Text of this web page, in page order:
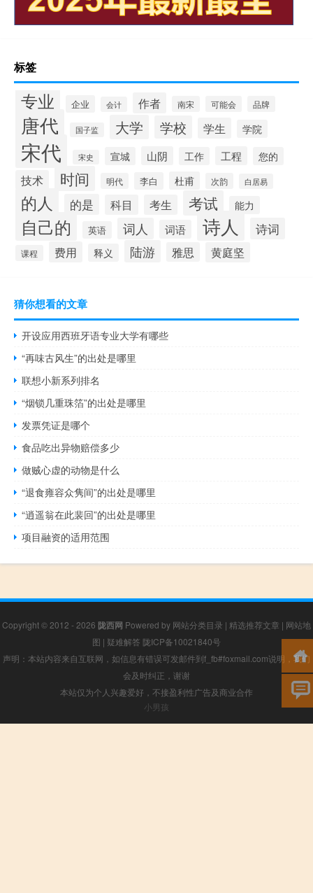
标签
专业 企业 会计 作者 南宋 可能会 品牌
唐代 国子监 大学 学校 学生 学院
宋代 宋史 宣城 山阴 工作 工程 您的
技术 时间 明代 李白 杜甫 次韵 白居易
的人 的是 科目 考生 考试 能力
自己的 英语 词人 词语 诗人 诗词
课程 费用 释义 陆游 雅思 黄庭坚
猜你想看的文章
开设应用西班牙语专业大学有哪些
“再味古风生”的出处是哪里
联想小新系列排名
“烟锁几重珠箔”的出处是哪里
发票凭证是哪个
食品吃出异物赔偿多少
做贼心虚的动物是什么
“退食雍容众隽间”的出处是哪里
“逍遥翁在此裴回”的出处是哪里
项目融资的适用范围
Copyright © 2012 - 2026 陇西网 Powered by 网站分类目录 | 精选推荐文章 | 网站地
图 | 疑难解答 陇ICP备10021840号
声明：本站内容来自互联网，如信息有错误可发邮件到f_fb#foxmail.com说明，我们
会及时纠正，谢谢
本站仅为个人兴趣爱好，不接盈利性广告及商业合作
小男孩